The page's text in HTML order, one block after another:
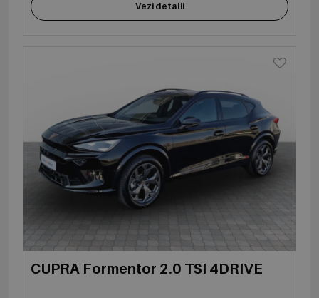
Vezi detalii
CUPRA Formentor 2.0 TSI 4DRIVE